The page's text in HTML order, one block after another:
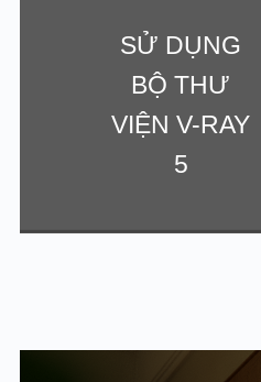
SỬ DỤNG
BỘ THƯ
VIỆN V-RAY
5